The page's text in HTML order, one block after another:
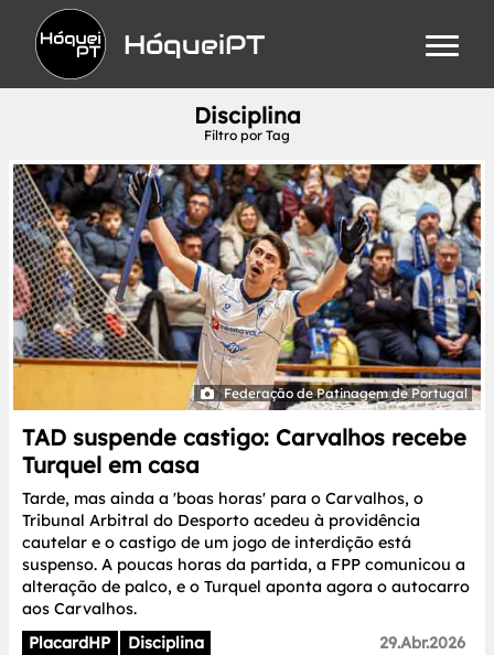
HóqueiPT
Disciplina
Filtro por Tag
Federação de Patinagem de Portugal
TAD suspende castigo: Carvalhos recebe
Turquel em casa
Tarde, mas ainda a 'boas horas' para o Carvalhos, o
Tribunal Arbitral do Desporto acedeu à providência
cautelar e o castigo de um jogo de interdição está
suspenso. A poucas horas da partida, a FPP comunicou a
alteração de palco, e o Turquel aponta agora o autocarro
aos Carvalhos.
PlacardHP
Disciplina 29.Abr.2026